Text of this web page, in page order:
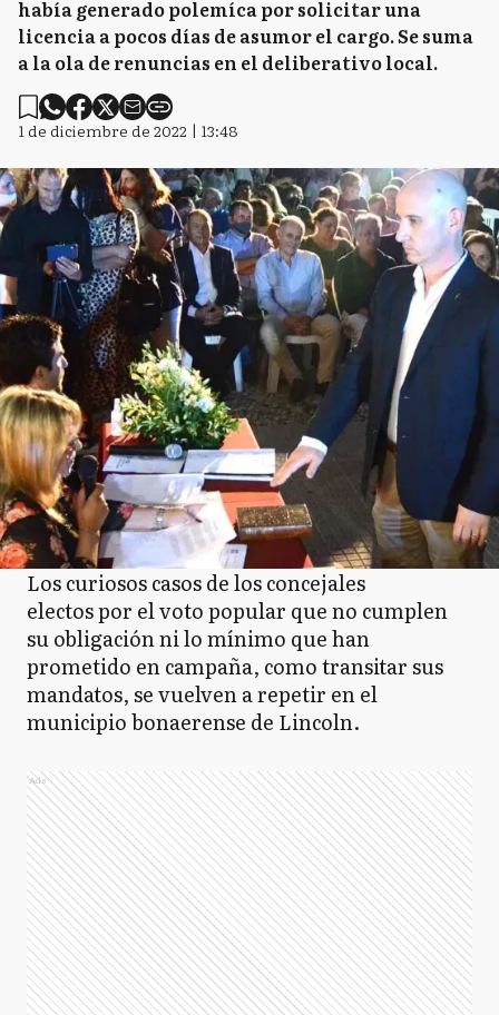
había generado polemíca por solicitar una
licencia a pocos días de asumor el cargo. Se suma
a la ola de renuncias en el deliberativo local.
1 de diciembre de 2022 | 13:48
Los curiosos casos de los concejales
electos por el voto popular que no cumplen
su obligación ni lo mínimo que han
prometido en campaña, como transitar sus
mandatos, se vuelven a repetir en el
municipio bonaerense de Lincoln.
Ads